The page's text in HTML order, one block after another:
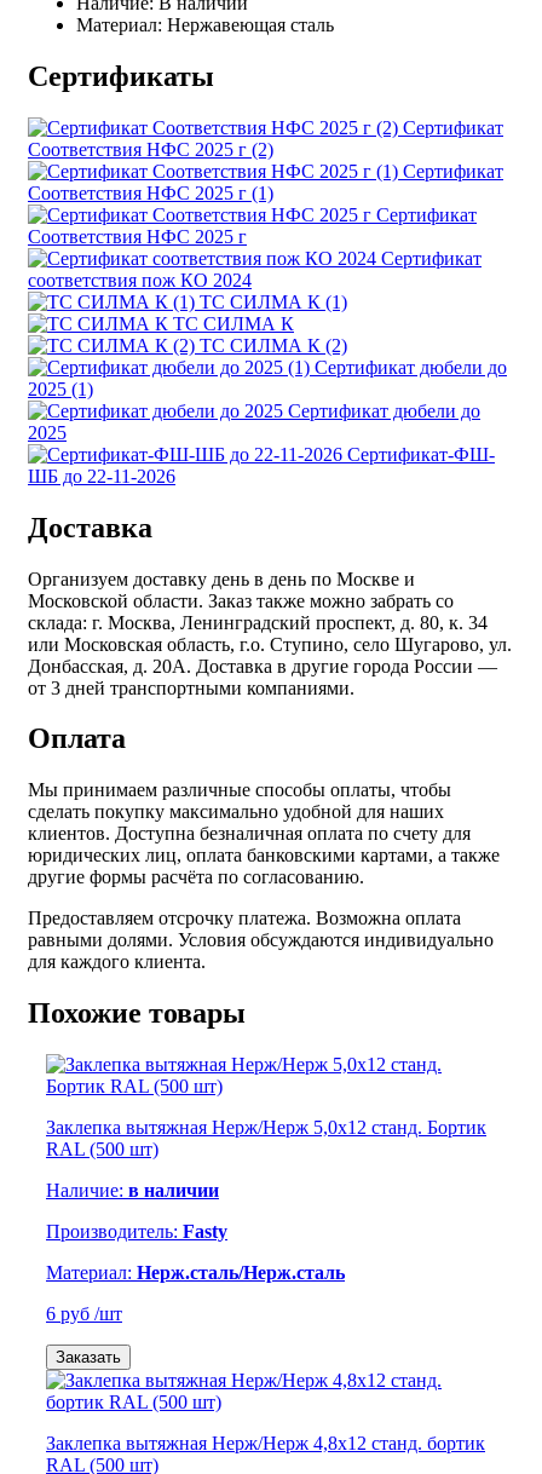
Материал: Нержавеющая сталь
Сертификаты
Сертификат
Соответствия НФС 2025 г (2)
Сертификат
Соответствия НФС 2025 г (1)
Сертификат
Соответствия НФС 2025 г
Сертификат
соответствия пож КО 2024
ТС СИЛМА К (1)
ТС СИЛМА К
ТС СИЛМА К (2)
Сертификат дюбели до
2025 (1)
Сертификат дюбели до
2025
Сертификат-ФШ-
ШБ до 22-11-2026
Доставка
Организуем доставку день в день по Москве и
Московской области. Заказ также можно забрать со
склада: г. Москва, Ленинградский проспект, д. 80, к. 34
или Московская область, г.о. Ступино, село Шугарово, ул.
Донбасская, д. 20А. Доставка в другие города России —
от 3 дней транспортными компаниями.
Оплата
Мы принимаем различные способы оплаты, чтобы
сделать покупку максимально удобной для наших
клиентов. Доступна безналичная оплата по счету для
юридических лиц, оплата банковскими картами, а также
другие формы расчёта по согласованию.
Предоставляем отсрочку платежа. Возможна оплата
равными долями. Условия обсуждаются индивидуально
для каждого клиента.
Похожие товары
Заклепка вытяжная Нерж/Нерж 5,0х12 станд. Бортик
RAL (500 шт)
Наличие: в наличии
Производитель: Fasty
Материал: Нерж.сталь/Нерж.сталь
6 руб /шт
Заказать
Заклепка вытяжная Нерж/Нерж 4,8х12 станд. бортик
RAL (500 шт)